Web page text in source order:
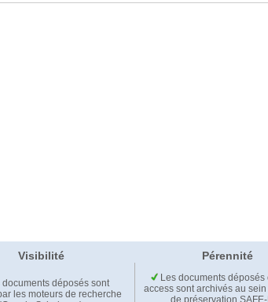
Visibilité Pérennité
déposés sont
les moteurs de recherche
Les documents déposés
access sont archivés au